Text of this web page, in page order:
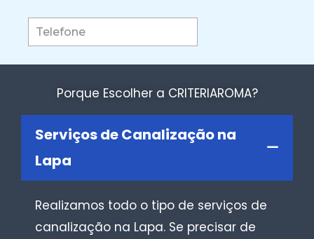
Porque Escolher a CRITERIAROMA?
Serviços de Canalização na
Lapa
Realizamos todo o tipo de serviços de
canalização na Lapa. Se precisar de